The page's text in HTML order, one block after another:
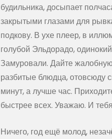
будильника, досыпает
закрытыми глазами для
подкову. В ухе плеер, в
голубой Эльдорадо,
Замуровали. Дайте
разбитые блюдца, отовсюду
минут, а лучше час.
быстрее всех. Уважаю. И
Ничего, год ещё молод,